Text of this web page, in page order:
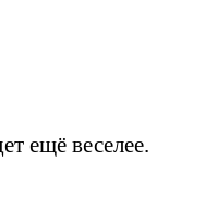
ещё веселее.